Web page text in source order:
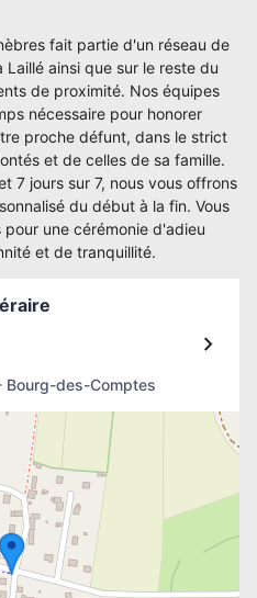
fait partie d'un réseau de
ainsi que sur le reste du
de proximité. Nos équipes
nécessaire pour honorer
proche défunt, dans le strict
et de celles de sa famille.
7 jours sur 7, nous vous offrons
du début à la fin. Vous
une cérémonie d'adieu
et de tranquillité.
Bourg-des-Comptes